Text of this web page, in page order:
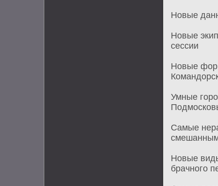
Новые
Новые
сессии
Новые
Умные
Самые
Новые
брачного